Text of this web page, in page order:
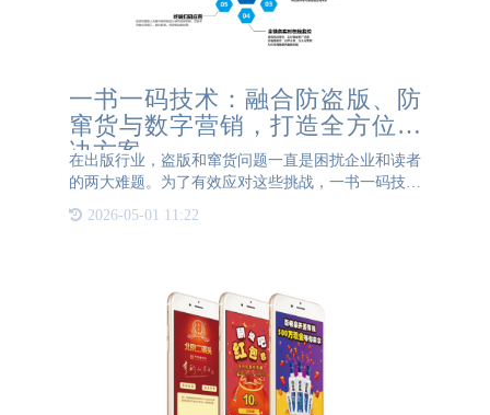
一书一码技术：融合防盗版、防
窜货与数字营销，打造全方位解
决方案
在出版行业，盗版和窜货问题一直是困扰企业和读者
的两大难题。为了有效应对这些挑战，一书一码技术
应运而生，以其独特的优势，为出版商提供了一个融
合防盗版、防窜货与数字营销的全方位解决方案。
2026-05-01 11:22